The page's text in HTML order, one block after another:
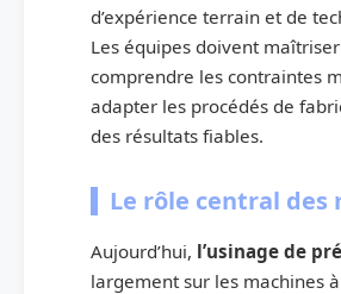
d’expérience terrain et de
Les équipes doivent
comprendre les contraintes
adapter les procédés de
des résultats fiables.
Le rôle central des
Aujourd’hui, l’usinage de
largement sur les machines